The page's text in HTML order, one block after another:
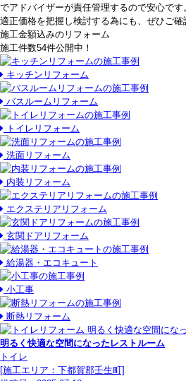
でアドバイザーが責任管理するので安心です
適正価格を把握し検討する為にも、ぜひご確
施工金額込みのリフォーム
施工件数54件公開中！
キッチンリフォーム
バスルームリフォーム
トイレリフォーム
洗面リフォーム
内装リフォーム
エクステリアリフォーム
玄関ドアリフォーム
給湯器・エコキュート
小工事
断熱リフォーム
明るく快適な空間になったレストルーム
トイレ
[施工エリア：下都賀郡壬生町]